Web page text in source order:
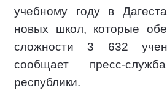
учебному году в
новых школ, которые
сложности 3 632
сообщает пресс-
республики.